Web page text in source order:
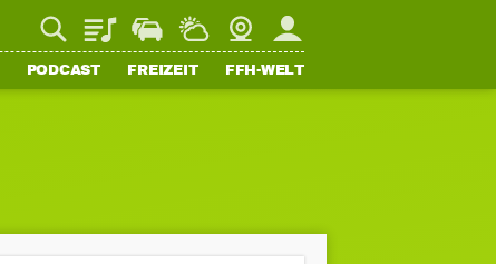
PlaylistStaupilotWetterWebcamMein FFH
PODCAST FREIZEIT FFH-WELT